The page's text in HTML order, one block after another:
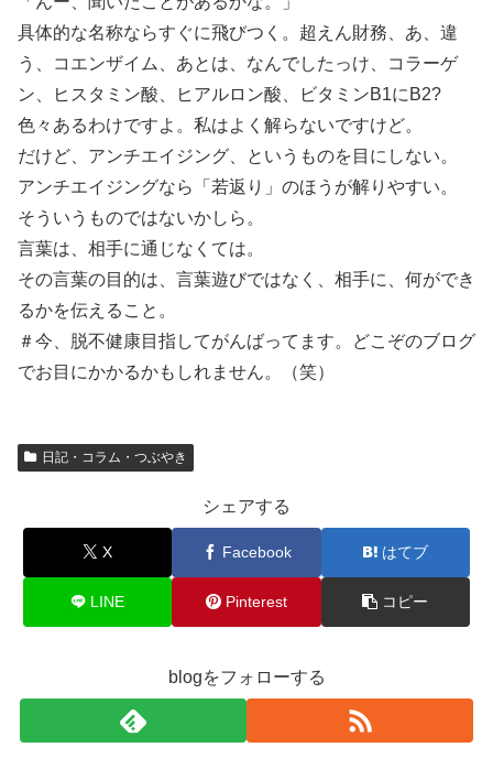
具体的な名称ならすぐに飛びつく。超えん財務、あ、違
う、コエンザイム、あとは、なんでしたっけ、コラーゲ
ン、ヒスタミン酸、ヒアルロン酸、ビタミンB1にB2?
色々あるわけですよ。私はよく解らないですけど。
だけど、アンチエイジング、というものを目にしない。
アンチエイジングなら「若返り」のほうが解りやすい。
そういうものではないかしら。
言葉は、相手に通じなくては。
その言葉の目的は、言葉遊びではなく、相手に、何ができ
るかを伝えること。
＃今、脱不健康目指してがんばってます。どこぞのブログ
でお目にかかるかもしれません。（笑）
日記・コラム・つぶやき
シェアする
X Facebook はてブ
LINE Pinterest コピー
blogをフォローする